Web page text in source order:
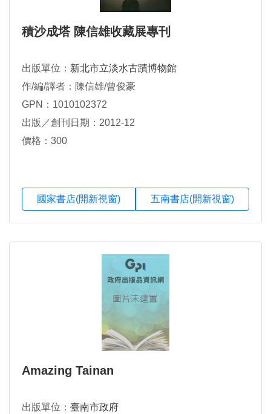
積沙成塔 陳信雄收藏展專刊
出版單位： 新北市立淡水古蹟博物館
作/編/譯者：陳信雄/曾俊豪
GPN：1010102372
出版／創刊日期：2012-12
價格：300
國家書店(開新視窗) 五南書店(開新視窗)
Amazing Tainan
出版單位： 臺南市政府